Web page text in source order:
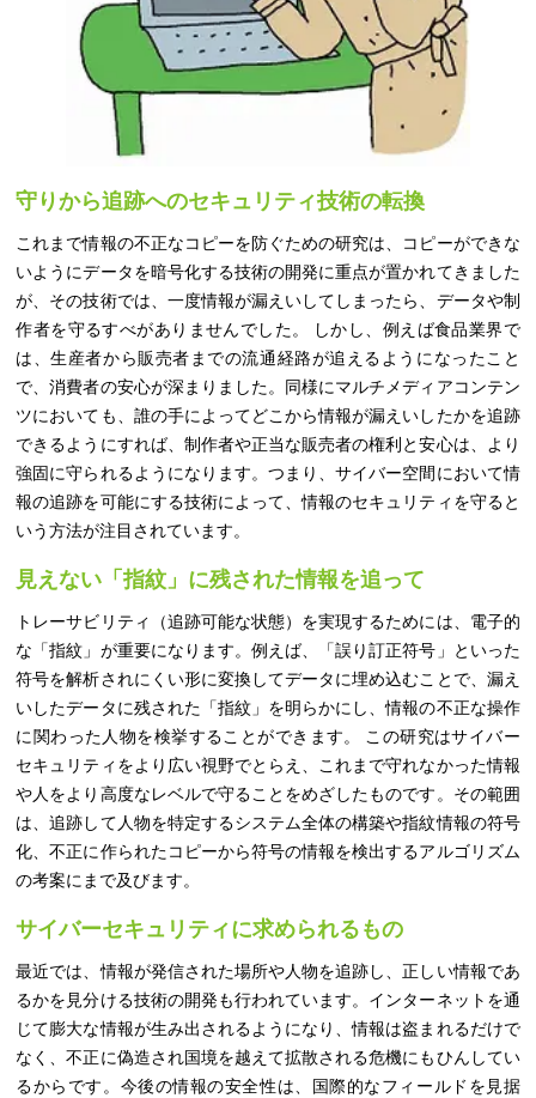
守りから追跡へのセキュリティ技術の転換
これまで情報の不正なコピーを防ぐための研究は、コピーができな
いようにデータを暗号化する技術の開発に重点が置かれてきました
が、その技術では、一度情報が漏えいしてしまったら、データや制
作者を守るすべがありませんでした。 しかし、例えば食品業界で
は、生産者から販売者までの流通経路が追えるようになったこと
で、消費者の安心が深まりました。同様にマルチメディアコンテン
ツにおいても、誰の手によってどこから情報が漏えいしたかを追跡
できるようにすれば、制作者や正当な販売者の権利と安心は、より
強固に守られるようになります。つまり、サイバー空間において情
報の追跡を可能にする技術によって、情報のセキュリティを守ると
いう方法が注目されています。
見えない「指紋」に残された情報を追って
トレーサビリティ（追跡可能な状態）を実現するためには、電子的
な「指紋」が重要になります。例えば、「誤り訂正符号」といった
符号を解析されにくい形に変換してデータに埋め込むことで、漏え
いしたデータに残された「指紋」を明らかにし、情報の不正な操作
に関わった人物を検挙することができます。 この研究はサイバー
セキュリティをより広い視野でとらえ、これまで守れなかった情報
や人をより高度なレベルで守ることをめざしたものです。その範囲
は、追跡して人物を特定するシステム全体の構築や指紋情報の符号
化、不正に作られたコピーから符号の情報を検出するアルゴリズム
の考案にまで及びます。
サイバーセキュリティに求められるもの
最近では、情報が発信された場所や人物を追跡し、正しい情報であ
るかを見分ける技術の開発も行われています。インターネットを通
じて膨大な情報が生み出されるようになり、情報は盗まれるだけで
なく、不正に偽造され国境を越えて拡散される危機にもひんしてい
るからです。今後の情報の安全性は、国際的なフィールドを見据